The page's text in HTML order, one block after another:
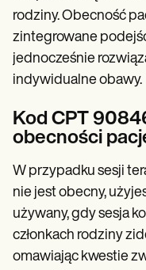
rodziny. Obecność
zintegrowane
jednocześnie
indywidualne obawy.
Kod CPT
obecności
W przypadku sesji
nie jest obecny,
używany, gdy sesja
członkach rodziny
omawiając kwestie